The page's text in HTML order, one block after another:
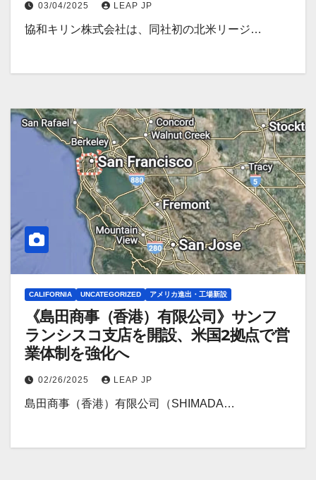
03/04/2025 LEAP JP
協和キリン株式会社は、同社初の北米リージ…
CALIFORNIA UNCATEGORIZED アメリカ進出・工場新設
《島田商事（香港）有限公司》サンフ
ランシスコ支店を開設、米国2拠点で営
業体制を強化へ
02/26/2025 LEAP JP
島田商事（香港）有限公司（SHIMADA…